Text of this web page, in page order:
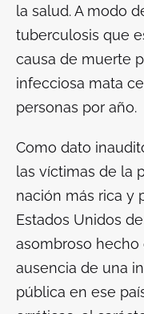
la salud. A modo
tuberculosis que
causa de muerte
infecciosa mata
personas por año.
Como dato
las víctimas de la
nación más rica y
Estados Unidos
asombroso
ausencia de una
pública en ese